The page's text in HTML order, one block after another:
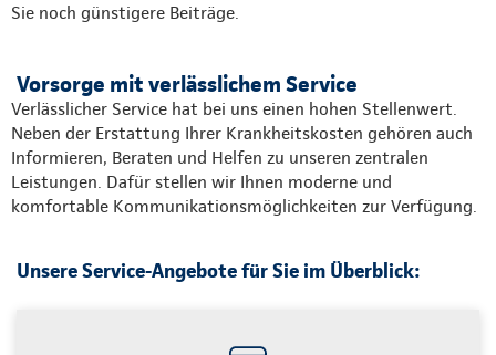
Sie noch günstigere Beiträge.
Vorsorge mit verlässlichem Service
Verlässlicher Service hat bei uns einen hohen Stellenwert.
Neben der Erstattung Ihrer Krankheitskosten gehören auch
Informieren, Beraten und Helfen zu unseren zentralen
Leistungen. Dafür stellen wir Ihnen moderne und
komfortable Kommunikationsmöglichkeiten zur Verfügung.
Unsere Service-Angebote für Sie im Überblick: